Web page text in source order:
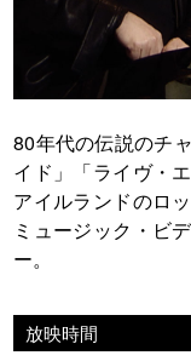
80年代の伝説のチ
イド」「ライヴ・
アイルランドのロ
ミュージック・ビ
ー。
放映時間